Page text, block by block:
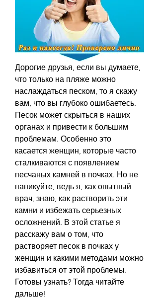
Дорогие друзья, если вы думаете,
что только на пляже можно
наслаждаться песком, то я скажу
вам, что вы глубоко ошибаетесь.
Песок может скрыться в наших
органах и привести к большим
проблемам. Особенно это
касается женщин, которые часто
сталкиваются с появлением
песчаных камней в почках. Но не
паникуйте, ведь я, как опытный
врач, знаю, как растворить эти
камни и избежать серьезных
осложнений. В этой статье я
расскажу вам о том, что
растворяет песок в почках у
женщин и какими методами можно
избавиться от этой проблемы.
Готовы узнать? Тогда читайте
дальше!